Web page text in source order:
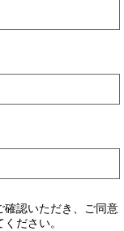
確認いただき、ご同意
ださい。